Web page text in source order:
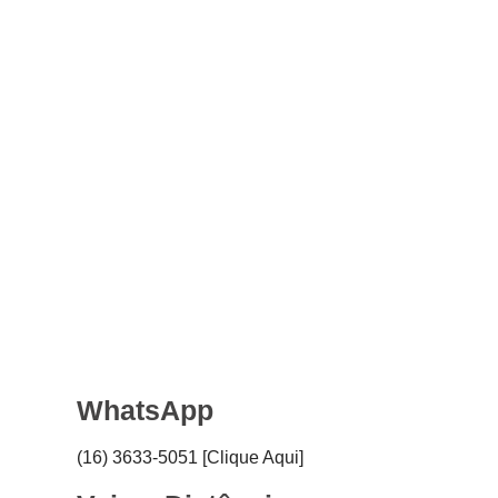
WhatsApp
(16) 3633-5051 [Clique Aqui]